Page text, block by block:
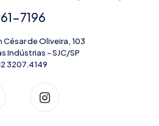
7196
César de Oliveira, 103
Indústrias - SJC/SP
3207.4149